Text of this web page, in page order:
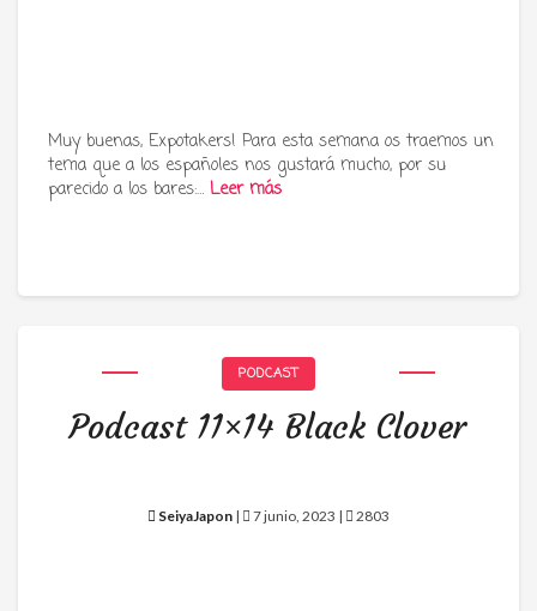
Muy buenas, Expotakers! Para esta semana os traemos un
tema que a los españoles nos gustará mucho, por su
parecido a los bares:… Leer más
PODCAST
Podcast 11×14 Black Clover
SeiyaJapon | 7 junio, 2023 | 2803